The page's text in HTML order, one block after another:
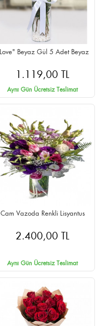
"Love" Beyaz Gül 5 Adet Beyaz
1.119,00 TL
Aynı Gün Ücretsiz Teslimat
Cam Vazoda Renkli Lisyantus
2.400,00 TL
Aynı Gün Ücretsiz Teslimat